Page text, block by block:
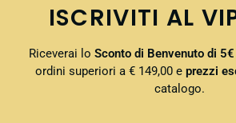
ISCRIVITI AL
Riceverai lo Sconto di Benvenuto di 5€
ordini superiori a € 149,00 e prezzi
catalogo.